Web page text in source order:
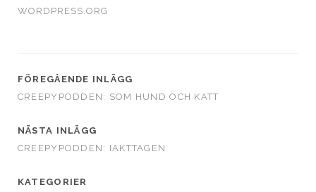
WORDPRESS.ORG
FÖREGÅENDE INLÄGG
CREEPYPODDEN: SOM HUND OCH KATT
NÄSTA INLÄGG
CREEPYPODDEN: IAKTTAGEN
KATEGORIER